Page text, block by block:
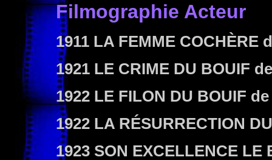
Filmographie Acteur
1911 LA FEMME COCHÈRE
1921 LE CRIME DU BOUIF
1922 LE FILON DU BOUIF
1922 LA RÉSURRECTION
1923 SON EXCELLENCE LE